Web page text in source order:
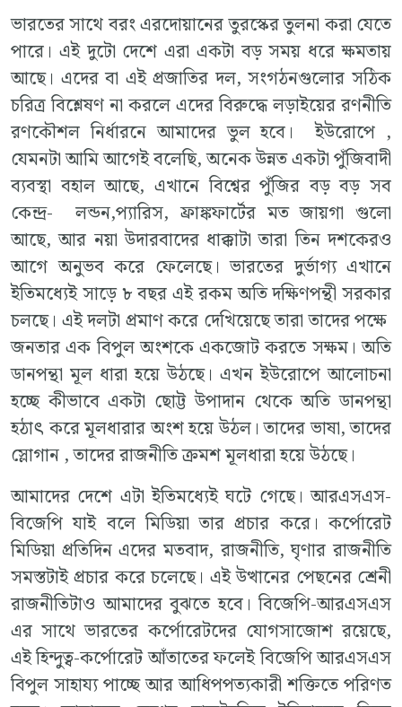
ভারতের সাথে বরং এরদোয়ানের তুরস্কের তুলনা করা যেতে
পারে। এই দুটো দেশে এরা একটা বড় সময় ধরে ক্ষমতায়
আছে। এদের বা এই প্রজাতির দল, সংগঠনগুলোর সঠিক
চরিত্র বিশ্লেষণ না করলে এদের বিরুদ্ধে লড়াইয়ের রণনীতি
রণকৌশল নির্ধারনে আমাদের ভুল হবে। ইউরোপে ,
যেমনটা আমি আগেই বলেছি, অনেক উন্নত একটা পুঁজিবাদী
ব্যবস্থা বহাল আছে, এখানে বিশ্বের পুঁজির বড় বড় সব
কেন্দ্র- লন্ডন,প্যারিস, ফ্রাঙ্কফার্টের মত জায়গা গুলো
আছে, আর নয়া উদারবাদের ধাক্কাটা তারা তিন দশকেরও
আগে অনুভব করে ফেলেছে। ভারতের দুর্ভাগ্য এখানে
ইতিমধ্যেই সাড়ে ৮ বছর এই রকম অতি দক্ষিণপন্থী সরকার
চলছে। এই দলটা প্রমাণ করে দেখিয়েছে তারা তাদের পক্ষে
জনতার এক বিপুল অংশকে একজোট করতে সক্ষম। অতি
ডানপন্থা মূল ধারা হয়ে উঠছে। এখন ইউরোপে আলোচনা
হচ্ছে কীভাবে একটা ছোট্ট উপাদান থেকে অতি ডানপন্থা
হঠাৎ করে মূলধারার অংশ হয়ে উঠল। তাদের ভাষা, তাদের
স্লোগান , তাদের রাজনীতি ক্রমশ মূলধারা হয়ে উঠছে।
আমাদের দেশে এটা ইতিমধ্যেই ঘটে গেছে। আরএসএস-
বিজেপি যাই বলে মিডিয়া তার প্রচার করে। কর্পোরেট
মিডিয়া প্রতিদিন এদের মতবাদ, রাজনীতি, ঘৃণার রাজনীতি
সমস্তটাই প্রচার করে চলেছে। এই উত্থানের পেছনের শ্রেনী
রাজনীতিটাও আমাদের বুঝতে হবে। বিজেপি-আরএসএস
এর সাথে ভারতের কর্পোরেটদের যোগসাজোশ রয়েছে,
এই হিন্দুত্ব-কর্পোরেট আঁতাতের ফলেই বিজেপি আরএসএস
বিপুল সাহায্য পাচ্ছে আর আধিপপত্যকারী শক্তিতে পরিণত